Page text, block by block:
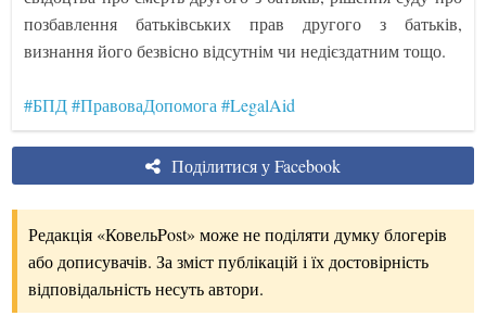
позбавлення батьківських прав другого з батьків,
визнання його безвісно відсутнім чи недієздатним тощо.
#БПД #ПравоваДопомога #LegalAid
Поділитися у Facebook
Редакція «КовельPost» може не поділяти думку блогерів
або дописувачів. За зміст публікацій і їх достовірність
відповідальність несуть автори.